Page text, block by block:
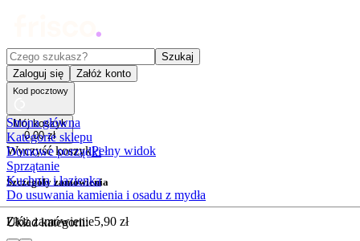
Czego szukasz?
Szukaj
Zaloguj się
Załóż konto
Kod pocztowy
Mój koszyk
0,00 zł
Wyczyść koszykPełny widok
Szczegóły zamówienia
Złóż zamówienie5,90 zł
Strona główna
Kategorie sklepu
Domowe porządki
Sprzątanie
Kuchnia i łazienka
Do usuwania kamienia i osadu z mydła
Układ kategorii: